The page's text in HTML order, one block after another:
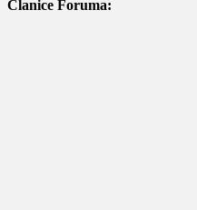
Članice Foruma: